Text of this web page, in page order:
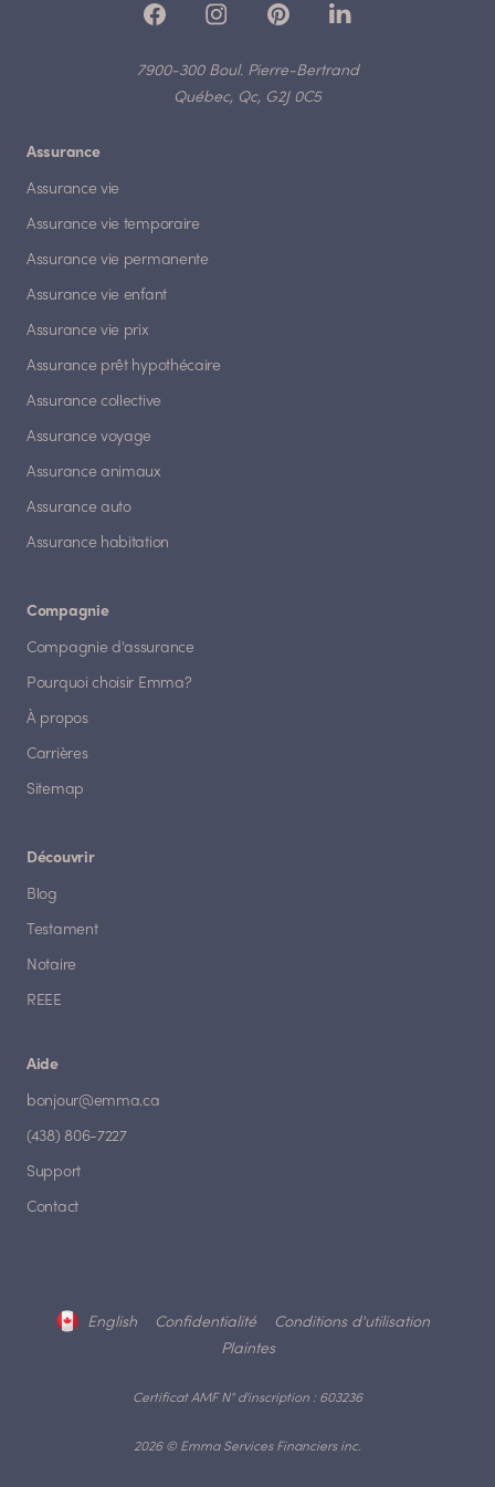
7900-300 Boul. Pierre-Bertrand
Québec, Qc, G2J 0C5
Assurance
Assurance vie
Assurance vie temporaire
Assurance vie permanente
Assurance vie enfant
Assurance vie prix
Assurance prêt hypothécaire
Assurance collective
Assurance voyage
Assurance animaux
Assurance auto
Assurance habitation
Compagnie
Compagnie d'assurance
Pourquoi choisir Emma?
À propos
Carrières
Sitemap
Découvrir
Blog
Testament
Notaire
REEE
Aide
bonjour@emma.ca
(438) 806-7227
Support
Contact
2026 © Emma Services Financiers inc.
Certificat AMF N° d'inscription : 603236
English Confidentialité
Conditions d'utilisation
Plaintes